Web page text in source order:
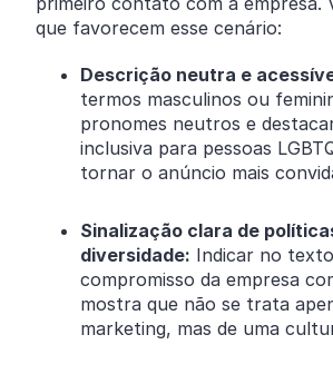
que favorecem esse cenário:
Descrição neutra e
termos masculinos ou
pronomes neutros e
inclusiva para pessoas
tornar o anúncio mais
Sinalização clara de
diversidade: Indicar no
compromisso da empresa
mostra que não se trata
marketing, mas de uma